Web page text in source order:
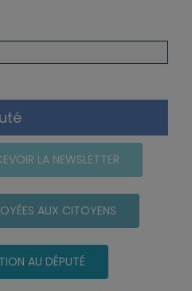
LA NEWSLETTER
AUX CITOYENS
AU DÉPUTÉ